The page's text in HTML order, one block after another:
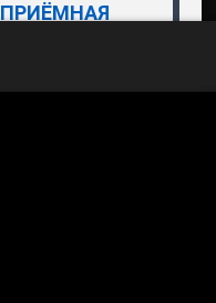
ПРИЁМНАЯ